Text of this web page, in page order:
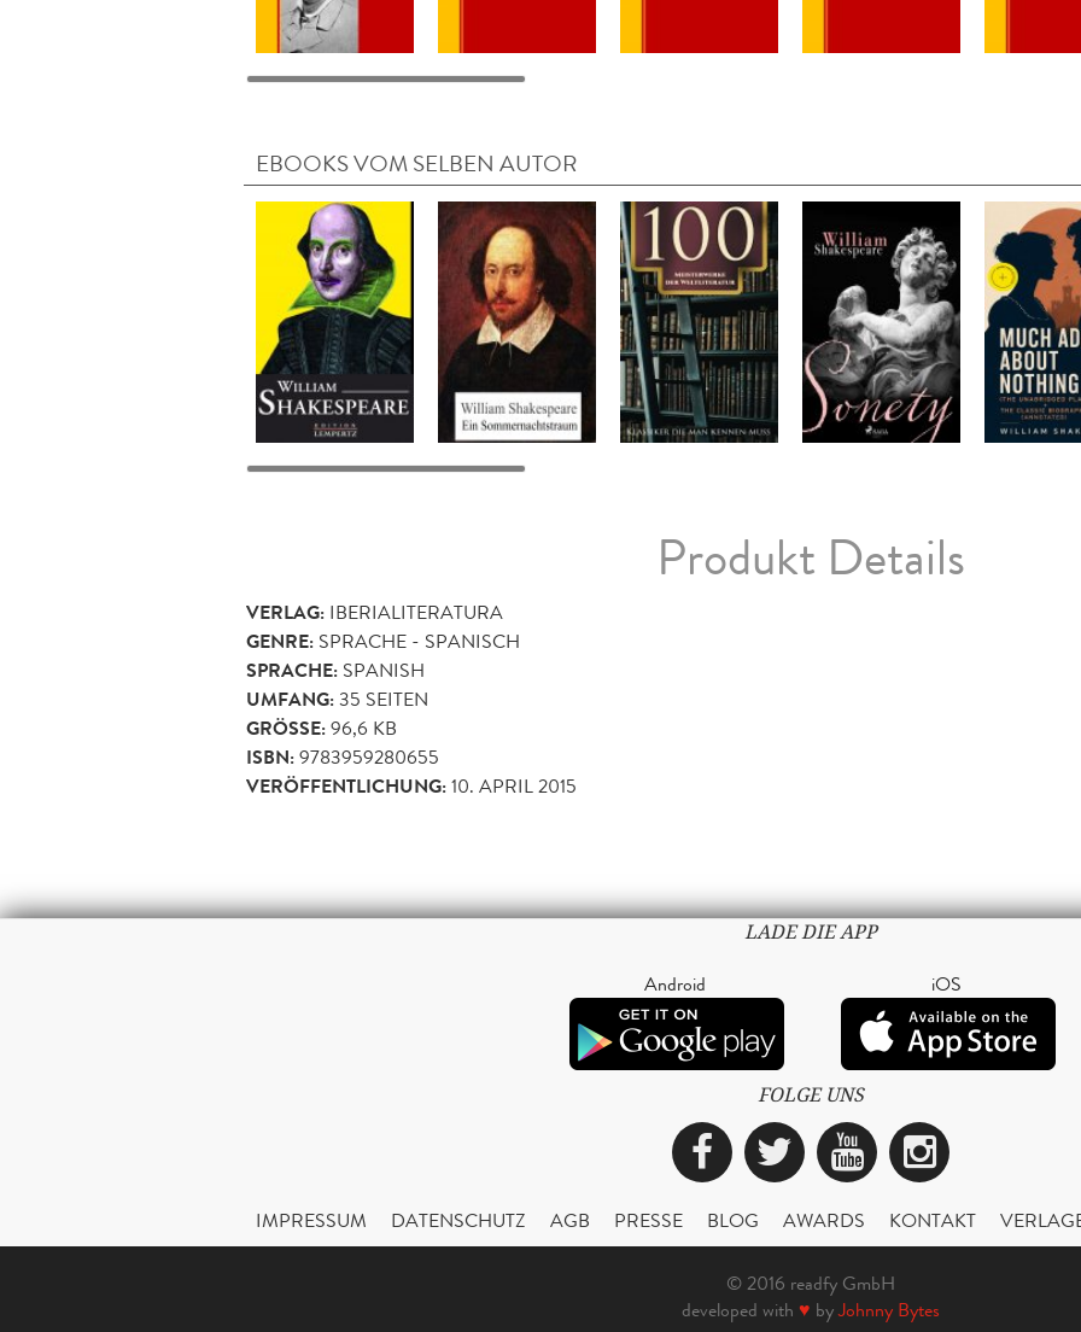
EBOOKS VOM SELBEN AUTOR
Produkt Details
VERLAG: IBERIALITERATURA
GENRE: SPRACHE - SPANISCH
SPRACHE: SPANISH
UMFANG:35 SEITEN
GRÖSSE: 96,6 KB
ISBN:9783959280655
VERÖFFENTLICHUNG:10. APRIL 2015
LADE DIE APP
Android iOS
FOLGE UNS
Facebook
TwitterYouTube
IMPRESSUM DATENSCHUTZ AGB PRESSE BLOG AWARDS KONTAKT
© 2016 readfy GmbH
developed with ♥ byJohnny Bytes